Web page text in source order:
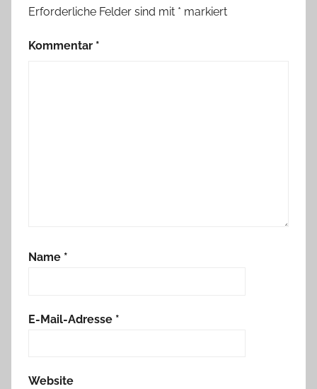
Erforderliche Felder sind mit * markiert
Kommentar *
Name *
E-Mail-Adresse *
Website